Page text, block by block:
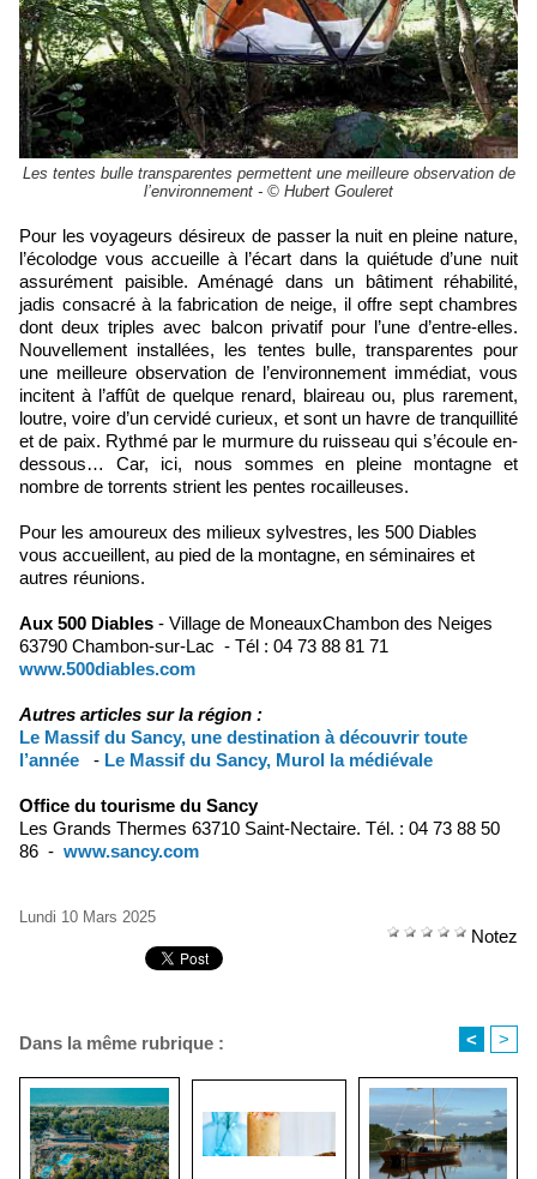
Les tentes bulle transparentes permettent une meilleure observation de
l’environnement - © Hubert Gouleret
Pour les voyageurs désireux de passer la nuit en pleine nature,
l’écolodge vous accueille à l’écart dans la quiétude d’une nuit
assurément paisible. Aménagé dans un bâtiment réhabilité,
jadis consacré à la fabrication de neige, il offre sept chambres
dont deux triples avec balcon privatif pour l’une d’entre-elles.
Nouvellement installées, les tentes bulle, transparentes pour
une meilleure observation de l’environnement immédiat, vous
incitent à l’affût de quelque renard, blaireau ou, plus rarement,
loutre, voire d’un cervidé curieux, et sont un havre de tranquillité
et de paix. Rythmé par le murmure du ruisseau qui s’écoule en-
dessous… Car, ici, nous sommes en pleine montagne et
nombre de torrents strient les pentes rocailleuses.
Pour les amoureux des milieux sylvestres, les 500 Diables
vous accueillent, au pied de la montagne, en séminaires et
autres réunions.
Aux 500 Diables - Village de MoneauxChambon des Neiges
63790 Chambon-sur-Lac - Tél : 04 73 88 81 71
www.500diables.com
Autres articles sur la région :
Le Massif du Sancy, une destination à découvrir toute
l’année
- Le Massif du Sancy, Murol la médiévale
Office du tourisme du Sancy
Les Grands Thermes 63710 Saint-Nectaire. Tél. : 04 73 88 50
86 - www.sancy.com
Lundi 10 Mars 2025
Notez
Dans la même rubrique : < >